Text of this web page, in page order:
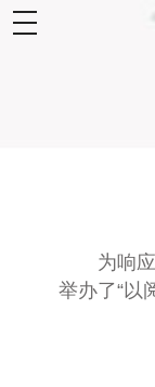
toggle
为响
举办了“以